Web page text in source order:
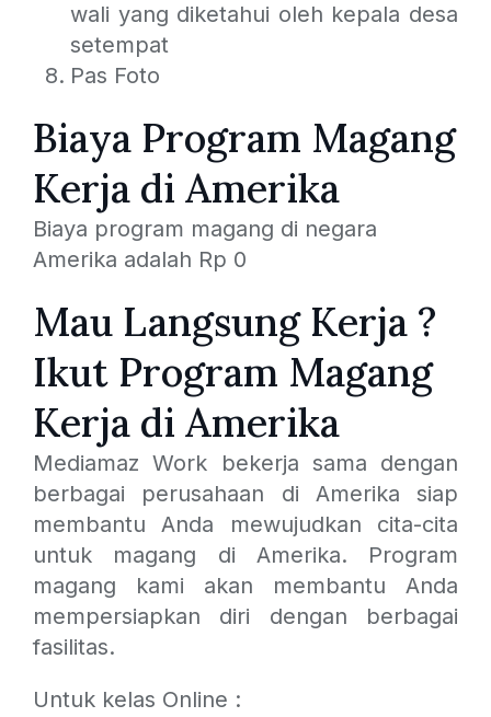
wali yang diketahui oleh kepala desa
setempat
Pas Foto
Biaya Program Magang
Kerja di Amerika
Biaya program magang di negara
Amerika adalah Rp 0
Mau Langsung Kerja ?
Ikut Program Magang
Kerja di Amerika
Mediamaz Work bekerja sama dengan
berbagai perusahaan di Amerika siap
membantu Anda mewujudkan cita-cita
untuk magang di Amerika. Program
magang kami akan membantu Anda
mempersiapkan diri dengan berbagai
fasilitas.
Untuk kelas Online :